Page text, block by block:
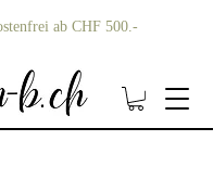
ab CHF 500.-